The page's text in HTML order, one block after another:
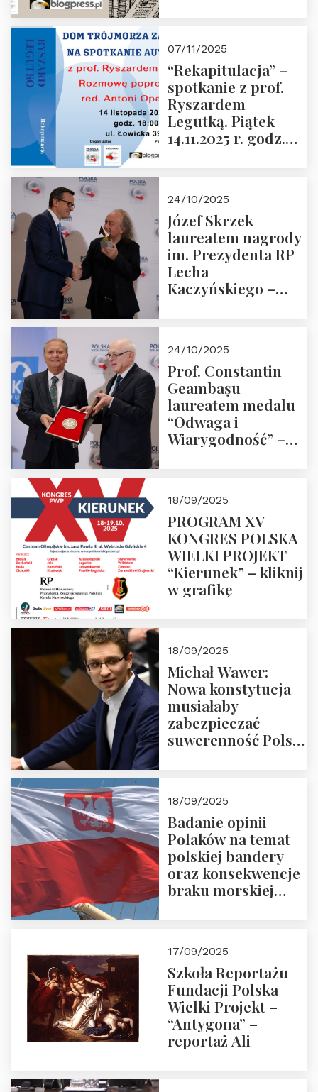
07/11/2025
“Rekapitulacja” –
spotkanie z prof.
Ryszardem
Legutką. Piątek
14.11.2025 r. godz.
24/10/2025
Józef Skrzek
laureatem nagrody
im. Prezydenta RP
Lecha
Kaczyńskiego –
24/10/2025
Prof. Constantin
Geambașu
laureatem medalu
“Odwaga i
Wiarygodność” –
18/09/2025
PROGRAM XV
KONGRES POLSKA
WIELKI PROJEKT
“Kierunek” – kliknij
w grafikę
18/09/2025
Michał Wawer:
Nowa konstytucja
musiałaby
zabezpieczać
suwerenność Polski
18/09/2025
Badanie opinii
Polaków na temat
polskiej bandery
oraz konsekwencje
braku morskiej
17/09/2025
Szkoła Reportażu
Fundacji Polska
Wielki Projekt –
“Antygona” –
reportaż Ali